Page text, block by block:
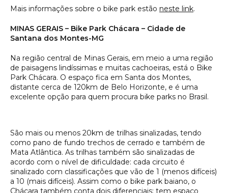
Mais informações sobre o bike park estão neste link.
MINAS GERAIS – Bike Park Chácara – Cidade de
Santana dos Montes-MG
Na região central de Minas Gerais, em meio a uma região
de paisagens lindíssimas e muitas cachoeiras, está o Bike
Park Chácara. O espaço fica em Santa dos Montes,
distante cerca de 120km de Belo Horizonte, e é uma
excelente opção para quem procura bike parks no Brasil.
São mais ou menos 20km de trilhas sinalizadas, tendo
como pano de fundo trechos de cerrado e também de
Mata Atlântica. As trilhas também são sinalizadas de
acordo com o nível de dificuldade: cada circuito é
sinalizado com classificações que vão de 1 (menos difíceis)
a 10 (mais difíceis). Assim como o bike park baiano, o
Chácara também conta dois diferenciais: tem espaço